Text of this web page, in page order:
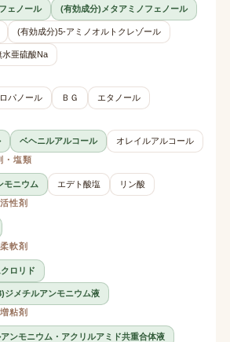
ェノール (有効成分)メタアミノフェノール
(有効成分)5-アミノオルトクレゾール
水亜硫酸Na
パノール ＢＧ
エタノール
ベヘニルアルコール
オレイルアルコール
・塩類
モニウム エデト酸塩
リン酸
性剤
軟剤
ロリド
ジメチルアンモニウム液
粘剤
ンモニウム・アクリルアミド共重合体液